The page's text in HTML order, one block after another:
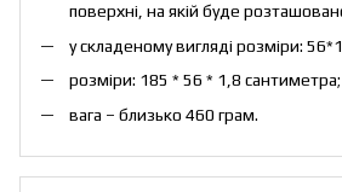
поверхні, на якій буде
у складеному вигляді розміри:
розміри: 185 * 56 * 1,8 сантиметра;
вага – близько 460 грам.